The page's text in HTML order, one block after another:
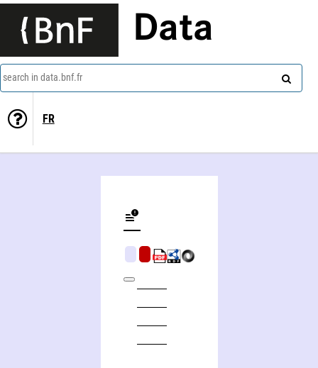
Data
search in data.bnf.fr
FR